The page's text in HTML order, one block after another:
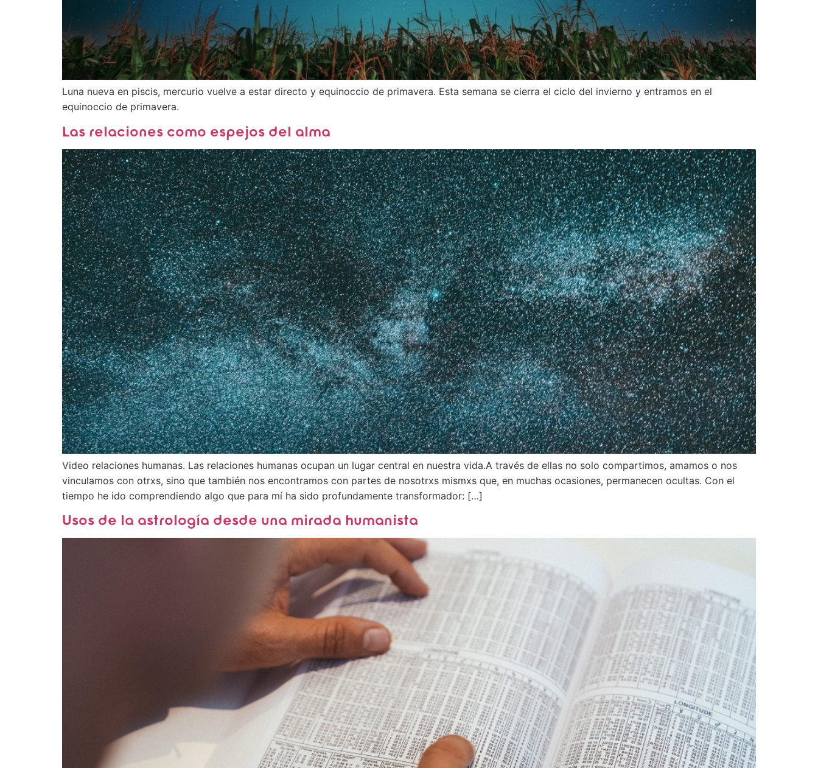
Luna nueva en piscis, mercurio vuelve a estar directo y equinoccio de primavera. Esta semana se cierra el ciclo del invierno y entramos en el
equinoccio de primavera.
Las relaciones como espejos del alma
Video relaciones humanas. Las relaciones humanas ocupan un lugar central en nuestra vida.A través de ellas no solo compartimos, amamos o nos
vinculamos con otrxs, sino que también nos encontramos con partes de nosotrxs mismxs que, en muchas ocasiones, permanecen ocultas. Con el
tiempo he ido comprendiendo algo que para mí ha sido profundamente transformador: […]
Usos de la astrología desde una mirada humanista